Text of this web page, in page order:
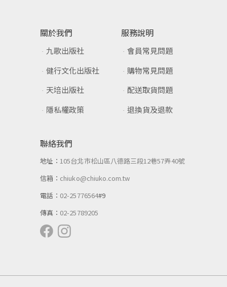
關於我們
九歌出版社
健行文化出版社
天培出版社
隱私權政策
服務說明
會員常見問題
購物常見問題
配送取貨問題
退換貨及退款
聯絡我們
地址：105台北市松山區八德路三段12巷57弄40號
信箱： chiuko@chiuko.com.tw
電話： 02-25776564#9
傳真： 02-25789205